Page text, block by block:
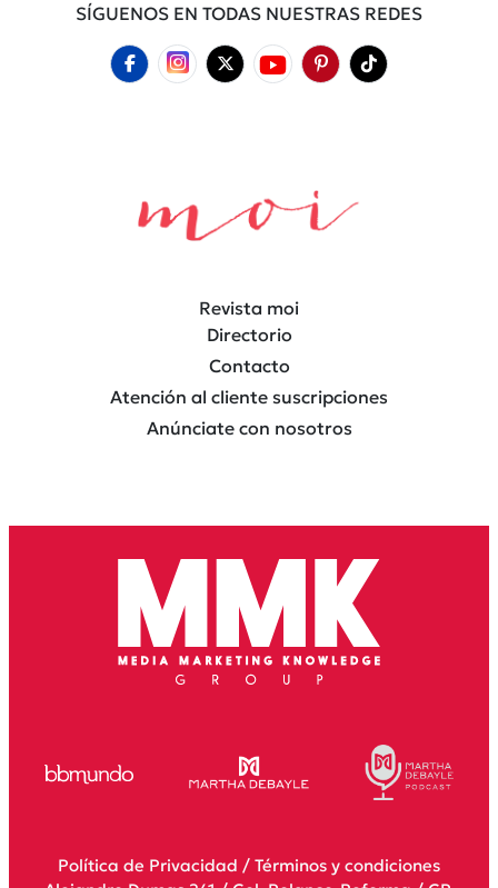
SÍGUENOS EN TODAS NUESTRAS REDES
Revista moi
Directorio
Contacto
Atención al cliente suscripciones
Anúnciate con nosotros
Política de Privacidad / Términos y condiciones